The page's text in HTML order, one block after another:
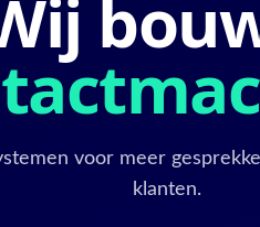
voor meer
klanten.